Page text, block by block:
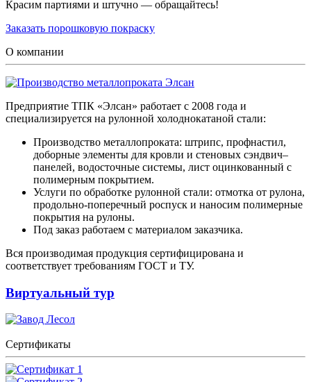
Красим партиями и штучно — обращайтесь!
Заказать порошковую покраску
О компании
Предприятие ТПК «Элсан» работает с 2008 года и
специализируется на рулонной холоднокатаной стали:
Производство металлопроката: штрипс, профнастил,
доборные элементы для кровли и стеновых сэндвич–
панелей, водосточные системы, лист оцинкованный с
полимерным покрытием.
Услуги по обработке рулонной стали: отмотка от рулона,
продольно-поперечный роспуск и наносим полимерные
покрытия на рулоны.
Под заказ работаем с материалом заказчика.
Вся производимая продукция сертифицирована и
соответствует требованиям ГОСТ и ТУ.
Виртуальный тур
Сертификаты